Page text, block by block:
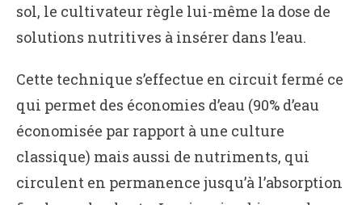
sol, le cultivateur règle lui-même la dose de
solutions nutritives à insérer dans l’eau.
Cette technique s’effectue en circuit fermé ce
qui permet des économies d’eau (90% d’eau
économisée par rapport à une culture
classique) mais aussi de nutriments, qui
circulent en permanence jusqu’à l’absorption